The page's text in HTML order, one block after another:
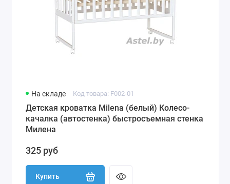
На складе Код товара: F002-01
Детская кроватка Milena (белый) Колесо-
качалка (автостенка) быстросъемная стенка
Милена
325 руб
Купить